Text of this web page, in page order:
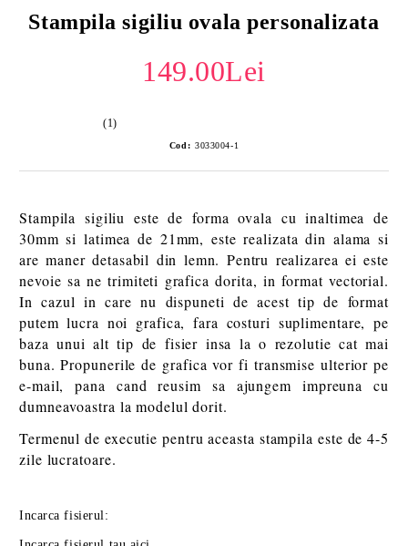
Stampila sigiliu ovala personalizata
149.00Lei
(1)
Cod: 3033004-1
Stampila sigiliu este de forma ovala cu inaltimea de
30mm si latimea de 21mm, este realizata din alama si
are maner detasabil din lemn. Pentru realizarea ei este
nevoie sa ne trimiteti grafica dorita, in format vectorial.
In cazul in care nu dispuneti de acest tip de format
putem lucra noi grafica, fara costuri suplimentare, pe
baza unui alt tip de fisier insa la o rezolutie cat mai
buna. Propunerile de grafica vor fi transmise ulterior pe
e-mail, pana cand reusim sa ajungem impreuna cu
dumneavoastra la modelul dorit.
Termenul de executie pentru aceasta stampila este de 4-5
zile lucratoare.
Incarca fisierul: